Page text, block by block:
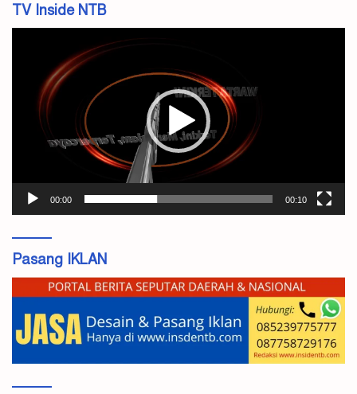
TV Inside NTB
00:00 00:10
Pasang IKLAN